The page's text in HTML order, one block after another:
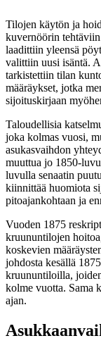
Tilojen käytön ja
kuvernöörin
laadittiin yleensä
valittiin uusi isäntä.
tarkistettiin tilan
määräykset, jotka
sijoituskirjaan
Taloudellisia
joka kolmas vuosi,
asukasvaihdon
muuttua jo 1850-
luvulla senaatin
kiinnittää huomiota
pitoajankohtaan ja
Vuoden 1875
kruununtilojen
koskevien
johdosta kesällä
kruununtiloilla,
kolme vuotta. Sama
ajan.